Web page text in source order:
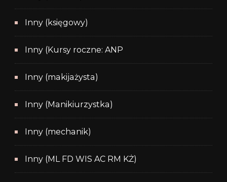
Inny (księgowy)
Inny (Kursy roczne: ANP
Inny (makijażysta)
Inny (Manikiurzystka)
Inny (mechanik)
Inny (ML FD WIS AC RM KŻ)